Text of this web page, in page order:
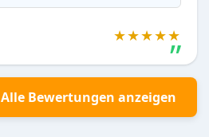
★★★★★
Alle Bewertungen anzeigen